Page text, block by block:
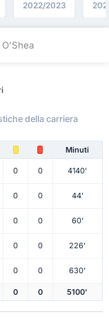
2022/2023
O'Shea
della carriera
Minuti
0 0 4140'
0 0 44'
0 0 60'
0 0 226'
0 0 630'
0 0 5100'